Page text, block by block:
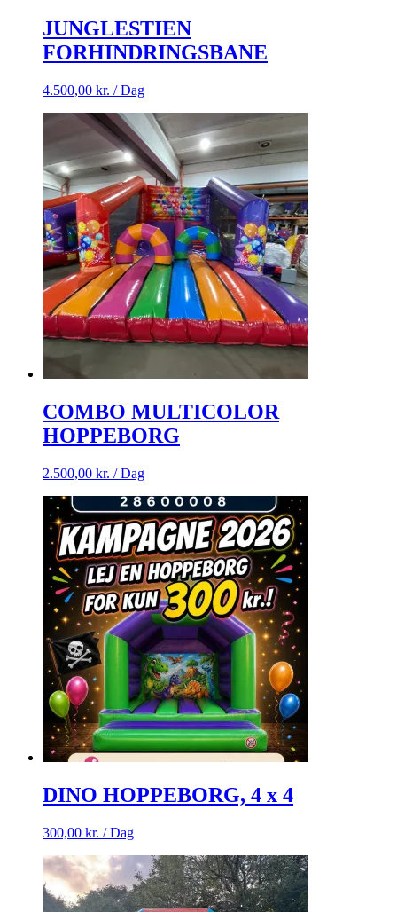
JUNGLESTIEN
FORHINDRINGSBANE
4.500,00 kr. / Dag
COMBO MULTICOLOR
HOPPEBORG
2.500,00 kr. / Dag
DINO HOPPEBORG, 4 x 4
300,00 kr. / Dag